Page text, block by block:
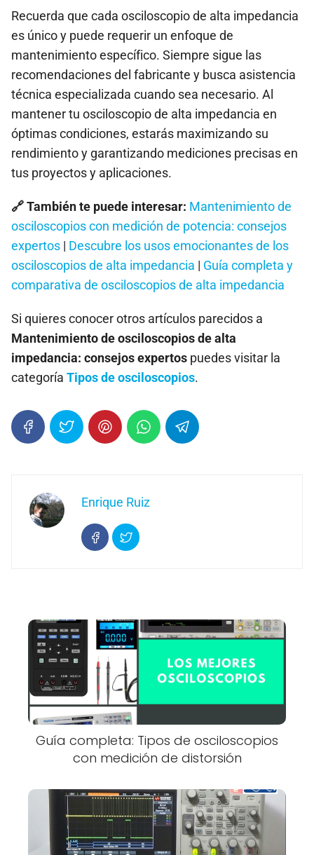
Recuerda que cada osciloscopio de alta impedancia
es único y puede requerir un enfoque de
mantenimiento específico. Siempre sigue las
recomendaciones del fabricante y busca asistencia
técnica especializada cuando sea necesario. Al
mantener tu osciloscopio de alta impedancia en
óptimas condiciones, estarás maximizando su
rendimiento y garantizando mediciones precisas en
tus proyectos y aplicaciones.
🔗 También te puede interesar: Mantenimiento de
osciloscopios con medición de potencia: consejos
expertos | Descubre los usos emocionantes de los
osciloscopios de alta impedancia | Guía completa y
comparativa de osciloscopios de alta impedancia
Si quieres conocer otros artículos parecidos a
Mantenimiento de osciloscopios de alta
impedancia: consejos expertos puedes visitar la
categoría Tipos de osciloscopios.
Enrique Ruiz
Guía completa: Tipos de osciloscopios
con medición de distorsión